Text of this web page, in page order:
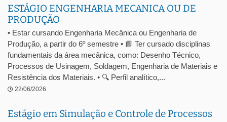
ESTÁGIO ENGENHARIA MECANICA OU DE
PRODUÇÃO
• Estar cursando Engenharia Mecânica ou Engenharia de
Produção, a partir do 6º semestre • 📘 Ter cursado disciplinas
fundamentais da área mecânica, como: Desenho Técnico,
Processos de Usinagem, Soldagem, Engenharia de Materiais e
Resistência dos Materiais. • 🔍 Perfil analítico,...
22/06/2026
Estágio em Simulação e Controle de Processos